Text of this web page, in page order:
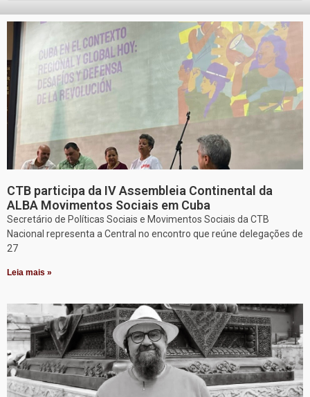
CTB participa da IV Assembleia Continental da
ALBA Movimentos Sociais em Cuba
Secretário de Políticas Sociais e Movimentos Sociais da CTB
Nacional representa a Central no encontro que reúne delegações de
27
Leia mais »